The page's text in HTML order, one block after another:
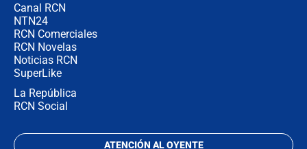
Canal RCN
NTN24
RCN Comerciales
RCN Novelas
Noticias RCN
SuperLike
La República
RCN Social
ATENCIÓN AL OYENTE